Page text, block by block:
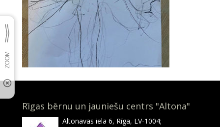
Rīgas bērnu un jauniešu centrs "Altona"
Altonavas iela 6, Rīga, LV-1004;